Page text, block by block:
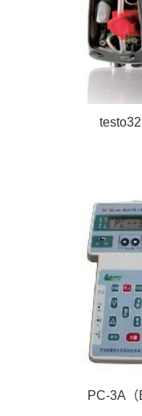
PC-3A